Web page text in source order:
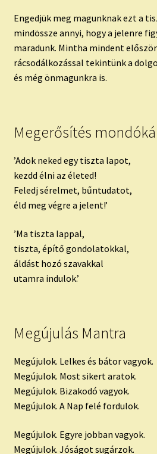
Engedjük meg magunknak ezt a
mindössze annyi, hogy a jelenre
maradunk. Mintha mindent
rácsodálkozással tekintünk a
és még önmagunkra is.
Megerősítés
’Adok neked egy tiszta lapot,
kezdd élni az életed!
Feledj sérelmet, bűntudatot,
éld meg végre a jelent!’
’Ma tiszta lappal,
tiszta, építő gondolatokkal,
áldást hozó szavakkal
utamra indulok.’
Megújulás Mantra
Megújulok. Lelkes és bátor vagyok.
Megújulok. Most sikert aratok.
Megújulok. Bizakodó vagyok.
Megújulok. A Nap felé fordulok.
Megújulok. Egyre jobban vagyok.
Megújulok. Jóságot sugárzok.